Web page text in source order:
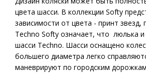
цвета шасси. В коллекции Softy
зависимости от цвета - принт
Techno Softy означает, что люлька
шасси Techno. Шасси оснащено
большего диаметра легко
маневрируют по городским